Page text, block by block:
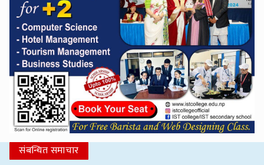
संबन्धित समाचार